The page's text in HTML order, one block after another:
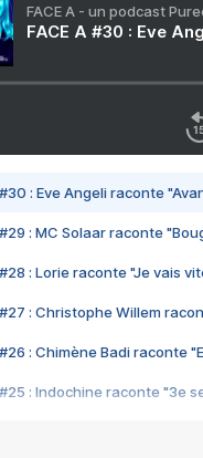
FACE A - un podcast
FACE A #30 : Eve
#30 : Eve Angeli raconte
#29 : MC Solaar raconte
#28 : Lorie raconte "Je vais
#27 : Christophe Willem
#26 : Chimène Badi raconte
#25 : Indochine raconte "3e